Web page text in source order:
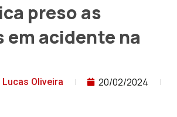
preso as
em acidente na
Lucas Oliveira
20/02/2024